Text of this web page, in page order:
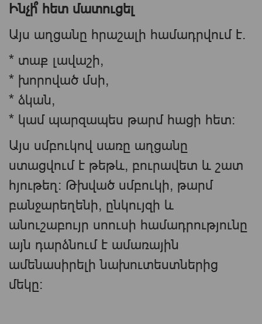
Ինչի՞ հետ մատուցել
Այս աղցանը հրաշալի համադրվում է.
* տաք լավաշի,
* խորոված մսի,
* ձկան,
* կամ պարզապես թարմ հացի հետ։
Այս սմբուկով սառը աղցանը
ստացվում է թեթև, բուրավետ և շատ
հյութեղ։ Թխված սմբուկի, թարմ
բանջարեղենի, ընկույզի և
անուշաբույր սոուսի համադրությունը
այն դարձնում է ամառային
ամենասիրելի նախուտեստներից
մեկը։